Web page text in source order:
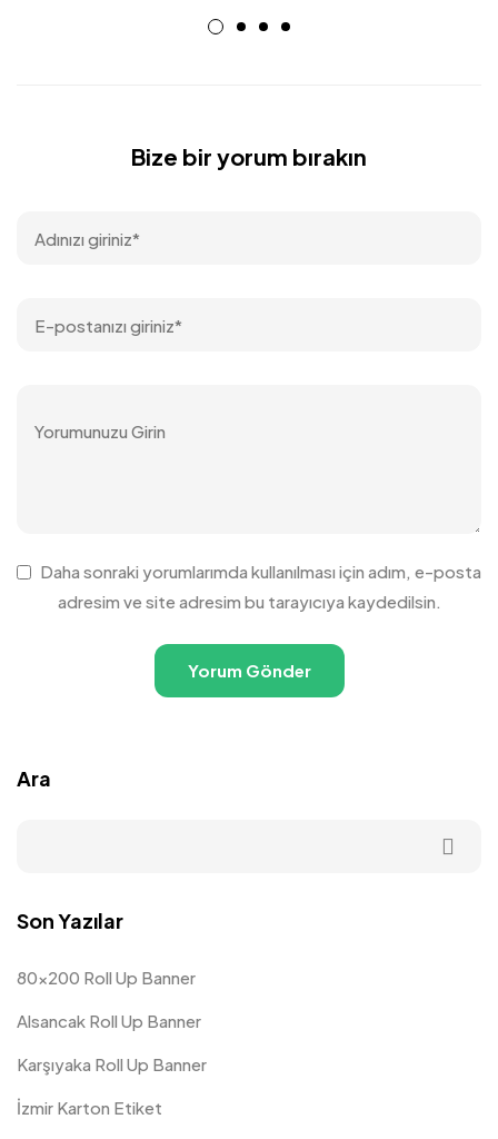
Bize bir yorum bırakın
Daha sonraki yorumlarımda kullanılması için adım, e-posta
adresim ve site adresim bu tarayıcıya kaydedilsin.
Ara
Son Yazılar
80×200 Roll Up Banner
Alsancak Roll Up Banner
Karşıyaka Roll Up Banner
İzmir Karton Etiket